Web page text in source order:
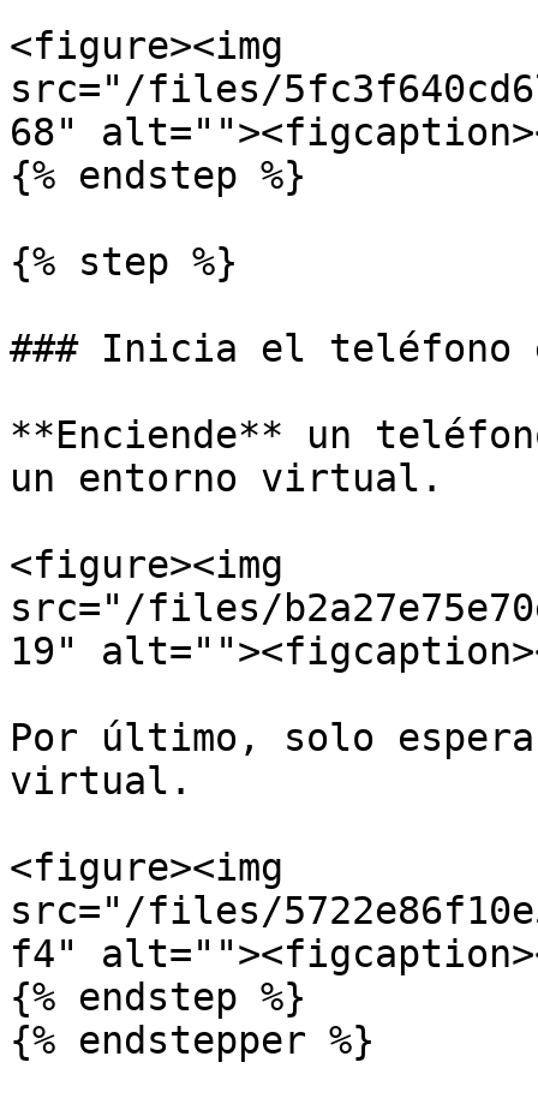
<figure><img
src="/files/
68"
{% endstep %}
{% step %}
### Inicia el teléfono
**Enciende** un
un entorno virtual.
<figure><img
src="/files/
19"
Por último, solo
virtual.
<figure><img
src="/files/
f4"
{% endstep %}
{% endstepper %}